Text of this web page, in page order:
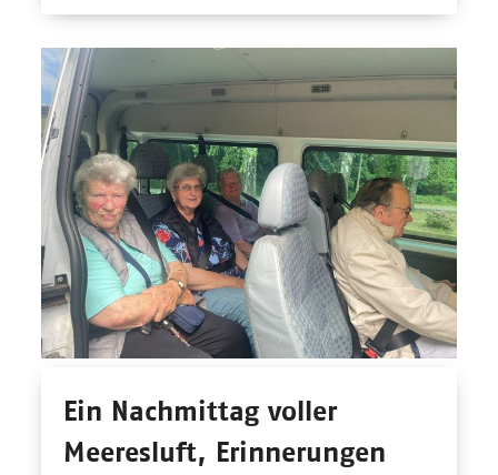
Ein Nachmittag voller
Meeresluft, Erinnerungen